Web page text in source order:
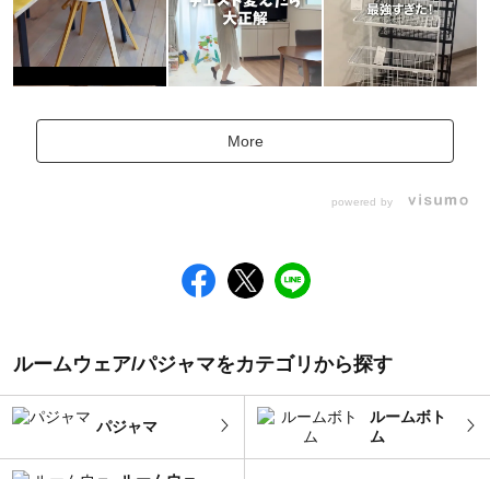
More
powered by
ルームウェア/パジャマをカテゴリから探す
パジャマ
ルームボト
ム